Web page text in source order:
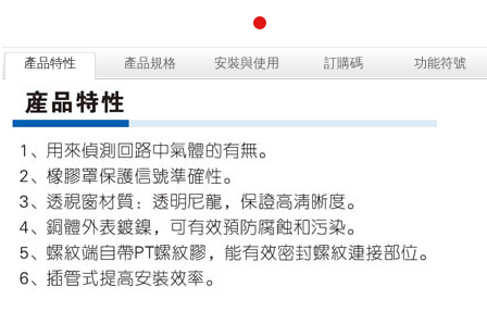
產品特性 產品規格 安裝與使用 訂購碼 功能符號